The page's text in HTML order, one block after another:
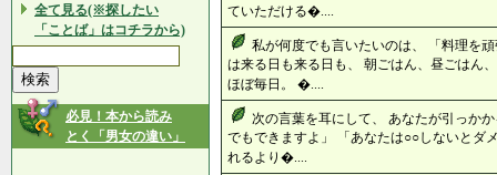
全て見る(※探したい
「ことば」はコチラから)
必見！本から読み
とく「男女の違い」
ていただける�....
私が何度でも言いたいのは、 「料理を
は来る日も来る日も、 朝ごはん、昼ごはん
ほぼ毎日。 �....
次の言葉を耳にして、 あなたが引っか
でもできますよ」 「あなたは○○しないとダ
れるより�....